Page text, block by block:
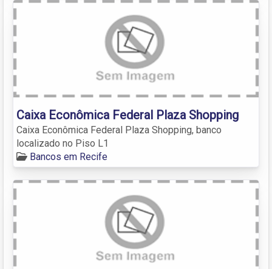
Caixa Econômica Federal Plaza Shopping
Caixa Econômica Federal Plaza Shopping, banco
localizado no Piso L1
Bancos em Recife